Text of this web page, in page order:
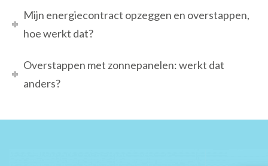
Mijn energiecontract opzeggen en overstappen,
hoe werkt dat?
Overstappen met zonnepanelen: werkt dat
anders?